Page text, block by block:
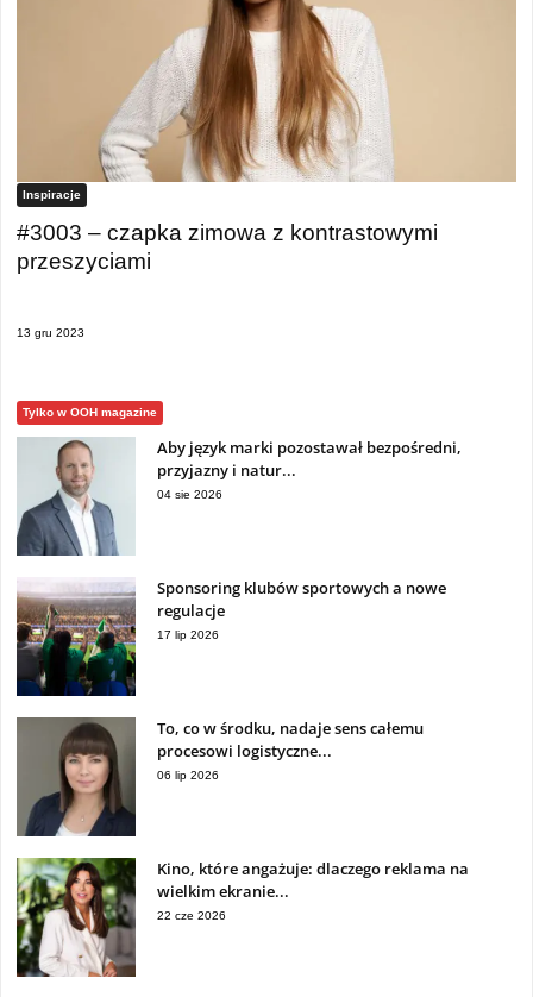
Inspiracje
#3003 – czapka zimowa z kontrastowymi
przeszyciami
13 gru 2023
Tylko w OOH magazine
Aby język marki pozostawał bezpośredni,
przyjazny i natur...
04 sie 2026
Sponsoring klubów sportowych a nowe
regulacje
17 lip 2026
To, co w środku, nadaje sens całemu
procesowi logistyczne...
06 lip 2026
Kino, które angażuje: dlaczego reklama na
wielkim ekranie...
22 cze 2026